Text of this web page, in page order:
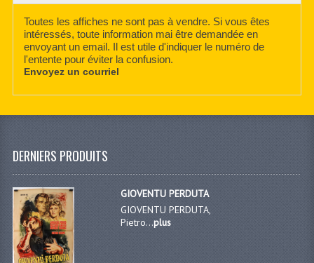
Toutes les affiches ne sont pas à vendre. Si vous êtes
intéressés, toute information mai être demandée en
envoyant un email. Il est utile d'indiquer le numéro de
l'entente pour éviter la confusion.
Envoyez un courriel
DERNIERS PRODUITS
GIOVENTU PERDUTA
GIOVENTU PERDUTA,
Pietro...plus